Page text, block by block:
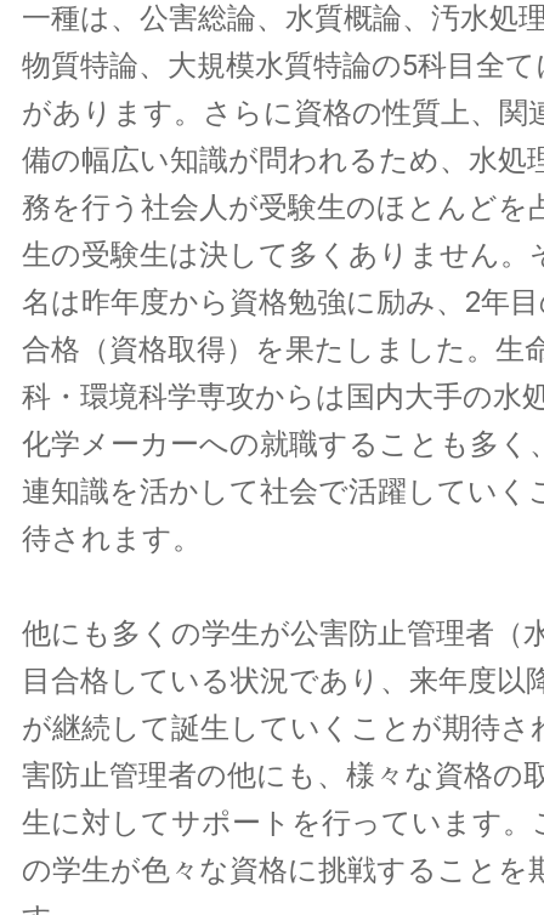
一種は、公害総論、水質概論、汚水処
物質特論、大規模水質特論の5科目全
があります。さらに資格の性質上、関
備の幅広い知識が問われるため、水処
務を行う社会人が受験生のほとんどを
生の受験生は決して多くありません。
名は昨年度から資格勉強に励み、2年
合格（資格取得）を果たしました。生
科・環境科学専攻からは国内大手の水
化学メーカーへの就職することも多く
連知識を活かして社会で活躍していく
待されます。
他にも多くの学生が公害防止管理者（
目合格している状況であり、来年度以
が継続して誕生していくことが期待さ
害防止管理者の他にも、様々な資格の
生に対してサポートを行っています。
の学生が色々な資格に挑戦することを